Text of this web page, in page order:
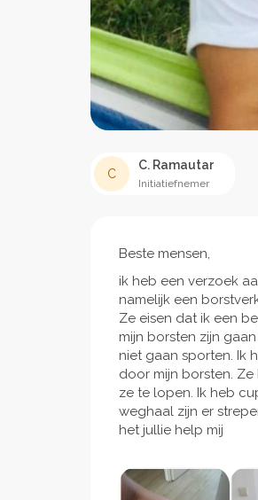
C
C. Ramautar
Initiatiefnemer
Beste mensen,
ik heb een verzoek
namelijk een
Ze eisen dat ik een
mijn borsten zijn
niet gaan sporten. Ik
door mijn borsten.
ze te lopen. Ik heb
weghaal zijn er
het jullie help mij